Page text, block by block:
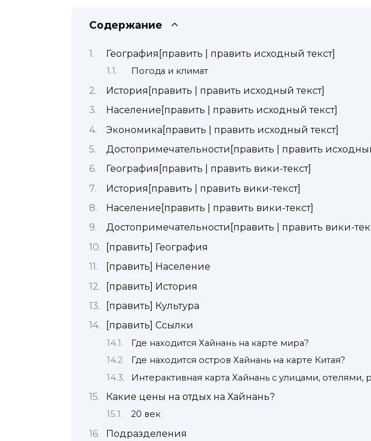
Содержание
География[править | править исходный текст]
Погода и климат
История[править | править исходный текст]
Население[править | править исходный текст]
Экономика[править | править исходный текст]
Достопримечательности[править | править
География[править | править вики-текст]
История[править | править вики-текст]
Население[править | править вики-текст]
Достопримечательности[править | править вики-
[править] География
[править] Население
[править] История
[править] Культура
[править] Ссылки
Где находится Хайнань на карте мира?
Где находится остров Хайнань на карте Китая?
Интерактивная карта Хайнань c улицами, отелями,
Какие цены на отдых на Хайнань?
20 век
Подразделения